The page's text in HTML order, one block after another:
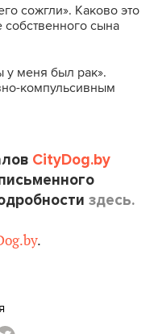
сожгли». Каково это
сына
у меня был рак».
компульсивным
CityDog.by
здесь.
.